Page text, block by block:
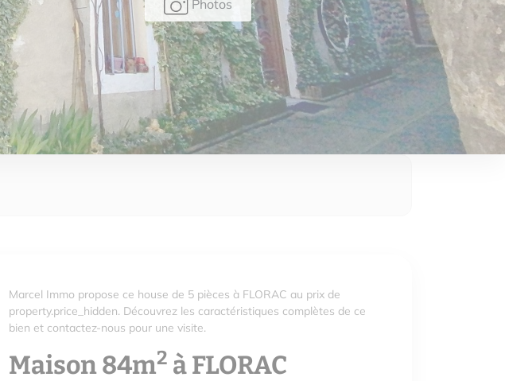
Photos
Marcel Immo propose ce house de 5 pièces à FLORAC au prix de
property.price_hidden. Découvrez les caractéristiques complètes de ce
bien et contactez-nous pour une visite.
Maison 84m2 à FLORAC